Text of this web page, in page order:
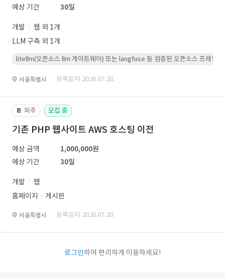
예상 기간
30일
개발
웹 외 1개
LLM 구축 외 1개
litellm(오픈소스 llm 게이트웨이) 또는 langfuse 등 검증된 오픈소스 프레임워
서울특별시 · 등록일자 2026.07.28.
📔 외주 모집 중
기존 PHP 웹사이트 AWS 호스팅 이전
예상 금액
1,000,000원
예상 기간
30일
개발
웹
홈페이지ㆍ게시판
서울특별시 · 등록일자 2026.07.28.
로그인하여 편리하게 이용하세요!